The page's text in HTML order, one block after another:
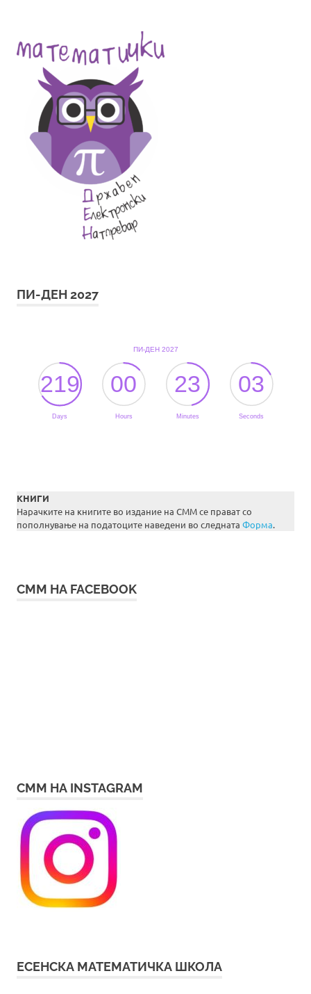
ПИ-ДЕН 2027
КНИГИ
Нарачките на книгите во издание на СММ се прават со
пополнување на податоците наведени во следната Форма.
СММ НА FACEBOOK
СММ НА INSTAGRAM
ЕСЕНСКА МАТЕМАТИЧКА ШКОЛА